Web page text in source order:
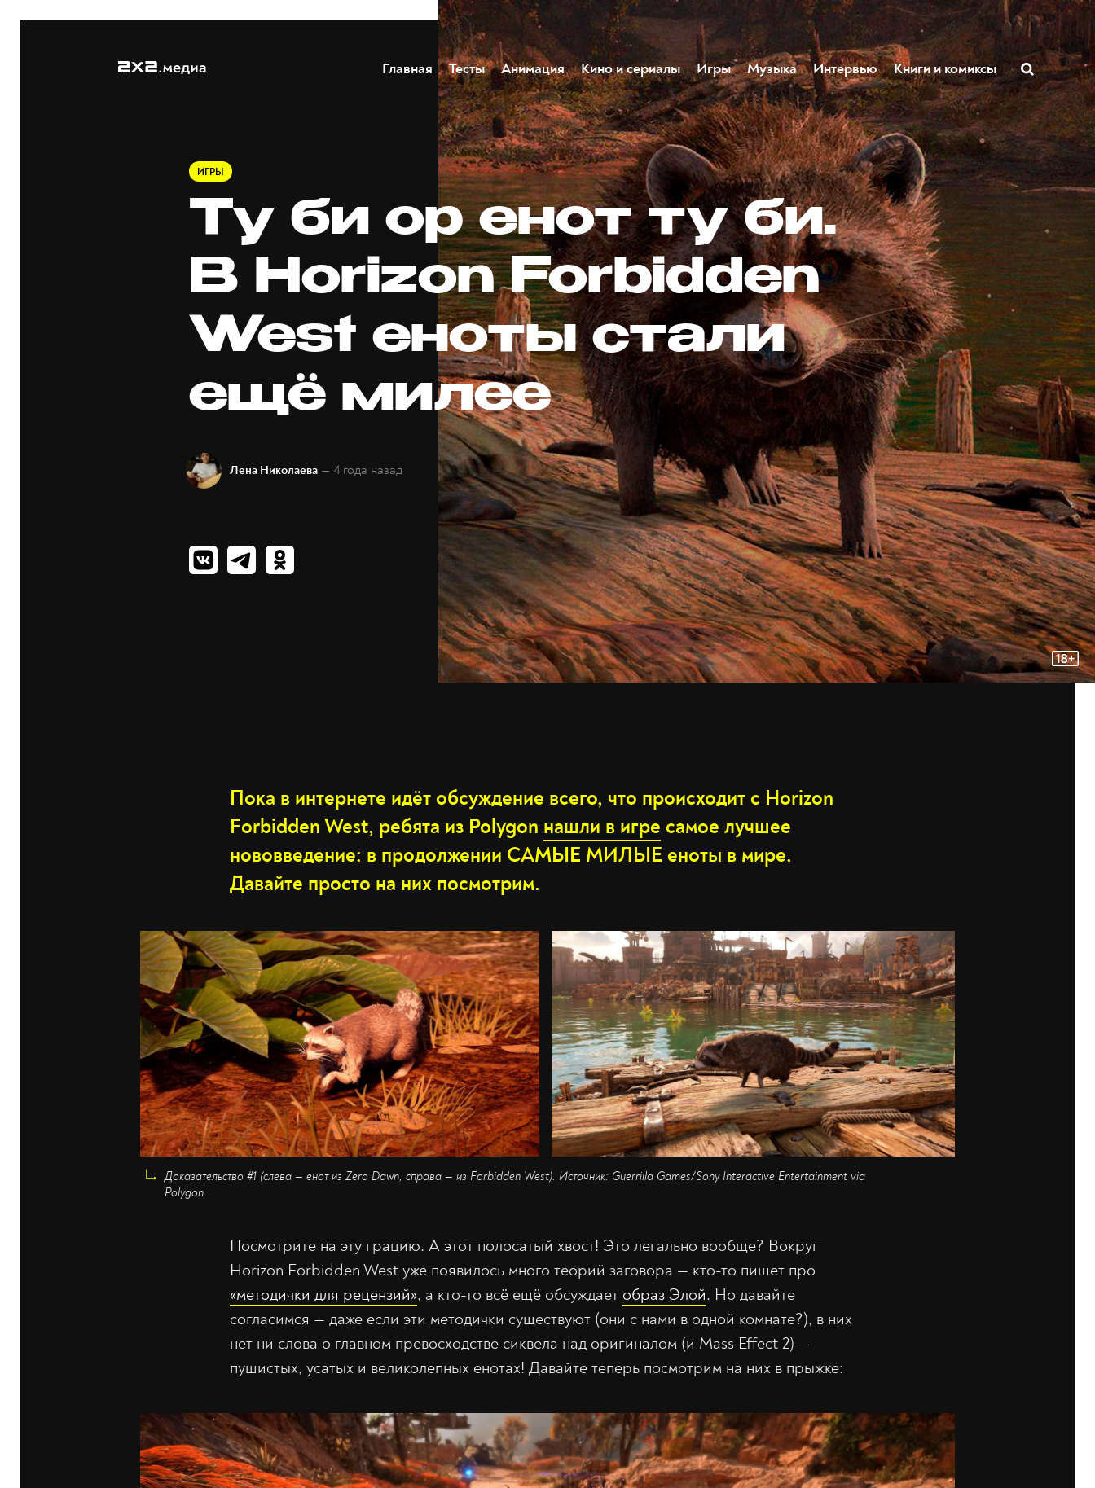
Главная Тесты Анимация Кино и сериалы Игры Музыка Интервью Книги и комиксы
ИГРЫ
Ту би ор енот ту би.
В Horizon Forbidden
West еноты стали
ещё милее
Лена Николаева — 4 года назад
Пока в интернете идёт обсуждение всего, что происходит с Horizon
Forbidden West, ребята из Polygon нашли в игре самое лучшее
нововведение: в продолжении САМЫЕ МИЛЫЕ еноты в мире.
Давайте просто на них посмотрим.
Доказательство #1 (слева — енот из Zero Dawn, справа — из Forbidden West). Источник: Guerrilla Games/Sony Interactive Entertainment via
Polygon
Посмотрите на эту грацию. А этот полосатый хвост! Это легально вообще? Вокруг
Horizon Forbidden West уже появилось много теорий заговора — кто-то пишет про
«методички для рецензий», а кто-то всё ещё обсуждает образ Элой. Но давайте
согласимся — даже если эти методички существуют (они с нами в одной комнате?), в них
нет ни слова о главном превосходстве сиквела над оригиналом (и Mass Effect 2) —
пушистых, усатых и великолепных енотах! Давайте теперь посмотрим на них в прыжке: